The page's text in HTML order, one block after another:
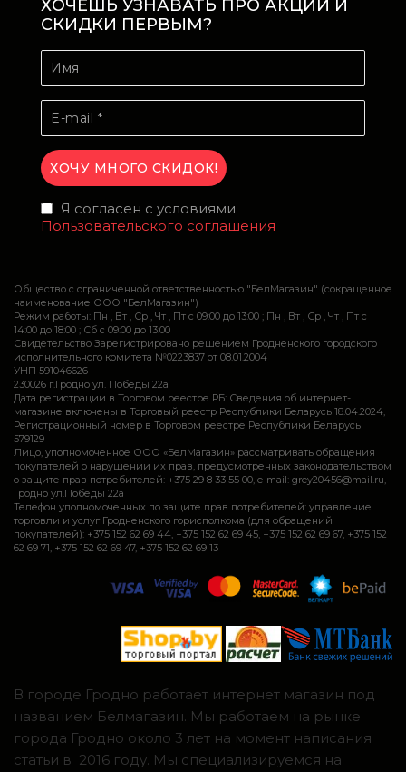
ХОЧЕШЬ УЗНАВАТЬ ПРО АКЦИИ И
СКИДКИ ПЕРВЫМ?
Я согласен с условиями
Пользовательского соглашения
Общество с ограниченной ответственностью "БелМагазин" (сокращенное
наименование ООО "БелМагазин")
Режим работы: Пн , Вт , Ср , Чт , Пт c 09:00 до 13:00 ; Пн , Вт , Ср , Чт , Пт c
14:00 до 18:00 ; Сб c 09:00 до 13:00
Свидетельство Зарегистрировано решением Гродненского городского
исполнительного комитета №0223837 от 08.01.2004
УНП 591046626
230026 г.Гродно ул. Победы 22а
Дата регистрации в Торговом реестре РБ: Сведения об интернет-
магазине включены в Торговый реестр Республики Беларусь 18.04.2024,
Регистрационный номер в Торговом реестре Республики Беларусь
579129
Лицо, уполномоченное ООО «БелМагазин» рассматривать обращения
покупателей о нарушении их прав, предусмотренных законодательством
о защите прав потребителей: +375 29 8 33 55 00, e-mail: grey20456@mail.ru,
Гродно ул.Победы 22а
Телефон уполномоченных по защите прав потребителей: управление
торговли и услуг Гродненского горисполкома (для обращений
покупателей): +375 152 62 69 44, +375 152 62 69 45, +375 152 62 69 67, +375 152
62 69 71, +375 152 62 69 47, +375 152 62 69 13
В городе Гродно работает интернет магазин под
названием Белмагазин. Мы работаем на рынке
города Гродно около 3 лет на момент написания
статьи в 2016 году. Мы специализируемся на